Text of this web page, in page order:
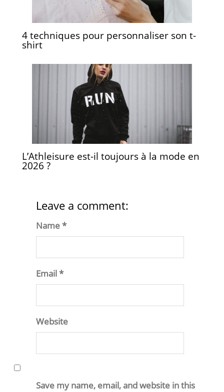
4 techniques pour personnaliser son t-
shirt
L’Athleisure est-il toujours à la mode en
2026 ?
Leave a comment:
Name *
Email *
Website
Save my name, email, and website in this